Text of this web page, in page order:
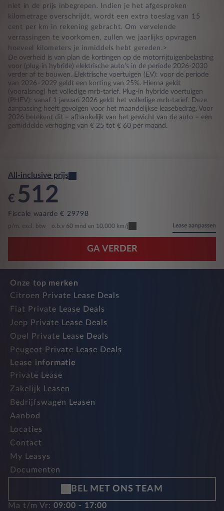
niet in de prijs inbegrepen. Indien je het afgesproken
kilometrage overschrijdt, wordt een extra toeslag van 15
cent per km in rekening gebracht. Om vervelende
verrassingen te voorkomen, zullen we jaarlijks opvragen
hoeveel kilometers je inmiddels hebt gereden.>
De overheid is van plan de kortingen op de motorrijtuigenbelasting
voor (plug-in hybride) elektrische auto’s in de periode 2026-2030
verder af te bouwen. Elektrische voertuigen (EV): voor de periode
van 2026–2029 geldt een korting van 25%. Hierna geldt
(vooralsnog) het volledige mrb-tarief. Plug-in hybride voertuigen
(PHEV): vanaf 1 januari 2026 geldt het volledige mrb-tarief. Deze
aanpassing heeft gevolgen voor het maandelijkse leasebedrag. Voor
2026 betekent dit – afhankelijk van het gewicht van de auto – een
gemiddelde verhoging van € 25 tot € 60 per maand.
All-inclusive prijs
€ 512
Fiscale waarde € 29798
p/m. excl. btw o.b.v 60 mnd en 10,000 km/j Lease aanpassen
GA VERDER
Onze top merken
Citroen Private Lease Deals
Fiat Private Lease Deals
Jeep Private Lease Deals
Opel Private Lease Deals
Peugeot Private Lease Deals
Lease informatie
Private Lease
Zakelijk Leasen
Bedrijfswagen Leasen
Aanbod
Locaties
Contact
My Leasys
Documenten
BEL MET ONS TEAM
Ma t/m Vr: 09:00 - 17:00